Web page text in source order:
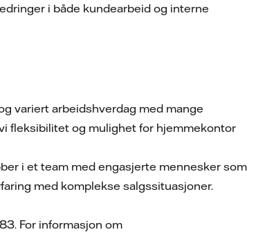
i både kundearbeid og interne
variert arbeidshverdag med mange
fleksibilitet og mulighet for hjemmekontor
i et team med engasjerte mennesker som
med komplekse salgssituasjoner.
For informasjon om